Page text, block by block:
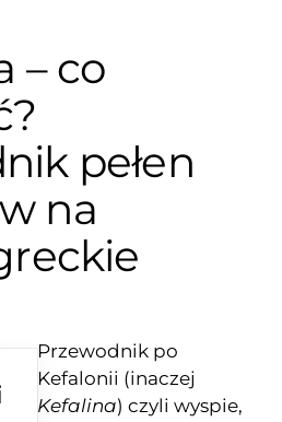
– co
pełen
na
Przewodnik po
Kefalonii (inaczej
Kefalina) czyli wyspie,